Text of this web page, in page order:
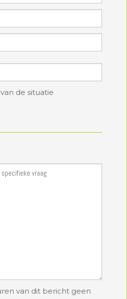
de situatie
van dit bericht geen